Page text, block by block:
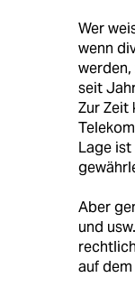
Wer
wenn
werden,
seit
Zur Zeit
Lage ist
Aber
und
auf